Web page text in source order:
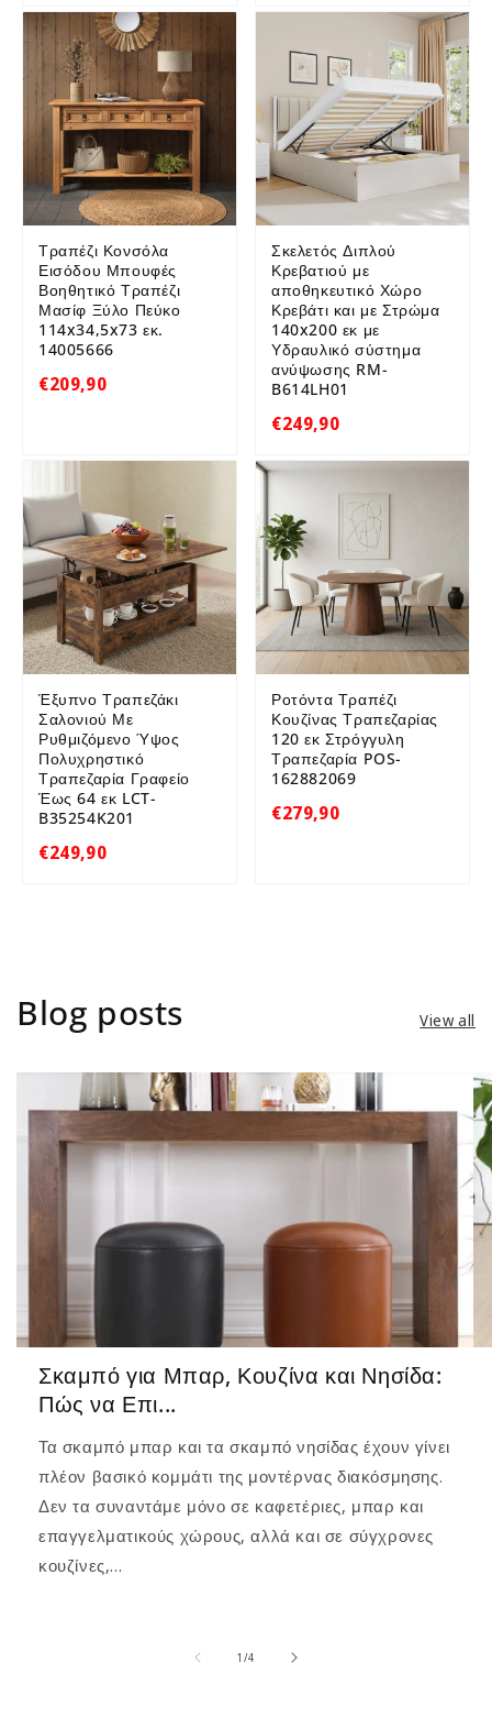
Τραπέζι Κονσόλα
Εισόδου Μπουφές
Βοηθητικό Τραπέζι
Μασίφ Ξύλο Πεύκο
114x34,5x73 εκ.
14005666
€209,90
Σκελετός Διπλού
Κρεβατιού με
αποθηκευτικό Χώρο
Κρεβάτι και με Στρώμα
140x200 εκ με
Υδραυλικό σύστημα
ανύψωσης RM-
B614LH01
€249,90
Έξυπνο Τραπεζάκι
Σαλονιού Με
Ρυθμιζόμενο Ύψος
Πολυχρηστικό
Τραπεζαρία Γραφείο
Έως 64 εκ LCT-
B35254K201
€249,90
Ροτόντα Τραπέζι
Κουζίνας Τραπεζαρίας
120 εκ Στρόγγυλη
Τραπεζαρία POS-
162882069
€279,90
Blog posts View all
Σκαμπό για Μπαρ, Κουζίνα και Νησίδα:
Πώς να Επι...
Τα σκαμπό μπαρ και τα σκαμπό νησίδας έχουν γίνει
πλέον βασικό κομμάτι της μοντέρνας διακόσμησης.
Δεν τα συναντάμε μόνο σε καφετέριες, μπαρ και
επαγγελματικούς χώρους, αλλά και σε σύγχρονες
κουζίνες,...
1 /of
4